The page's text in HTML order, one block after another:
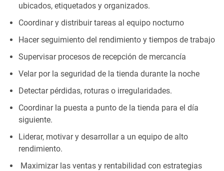
ubicados, etiquetados y organizados.
Coordinar y distribuir tareas al equipo nocturno
Hacer seguimiento del rendimiento y tiempos de trabajo
Supervisar procesos de recepción de mercancía
Velar por la seguridad de la tienda durante la noche
Detectar pérdidas, roturas o irregularidades.
Coordinar la puesta a punto de la tienda para el día
siguiente.
Liderar, motivar y desarrollar a un equipo de alto
rendimiento.
Maximizar las ventas y rentabilidad con estrategias